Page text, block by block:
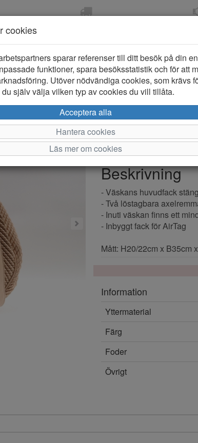
ÖPPET
NYPD
Varumärke: NYPD
Artikelnummer: 2511182
Beskrivning
- Väskans huvudfack
- Två löstagbara
- Inuti väskan finns ett
- Inbyggt fack för AirTag
Mått: H20/22cm x B35cm
Information
Yttermaterial
Färg
Foder
Övrigt
cookies
sparar referenser till ditt besök på din
funktioner, spara besöksstatistik och för att
Utöver nödvändiga cookies, som krävs
själv välja vilken typ av cookies du vill tillåta.
Acceptera alla
Hantera cookies
Läs mer om cookies